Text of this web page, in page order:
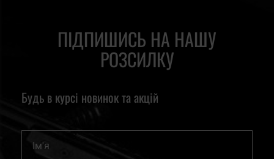
ПІДПИШИСЬ НА НАШУ
РОЗСИЛКУ
Будь в курсі новинок та акцій